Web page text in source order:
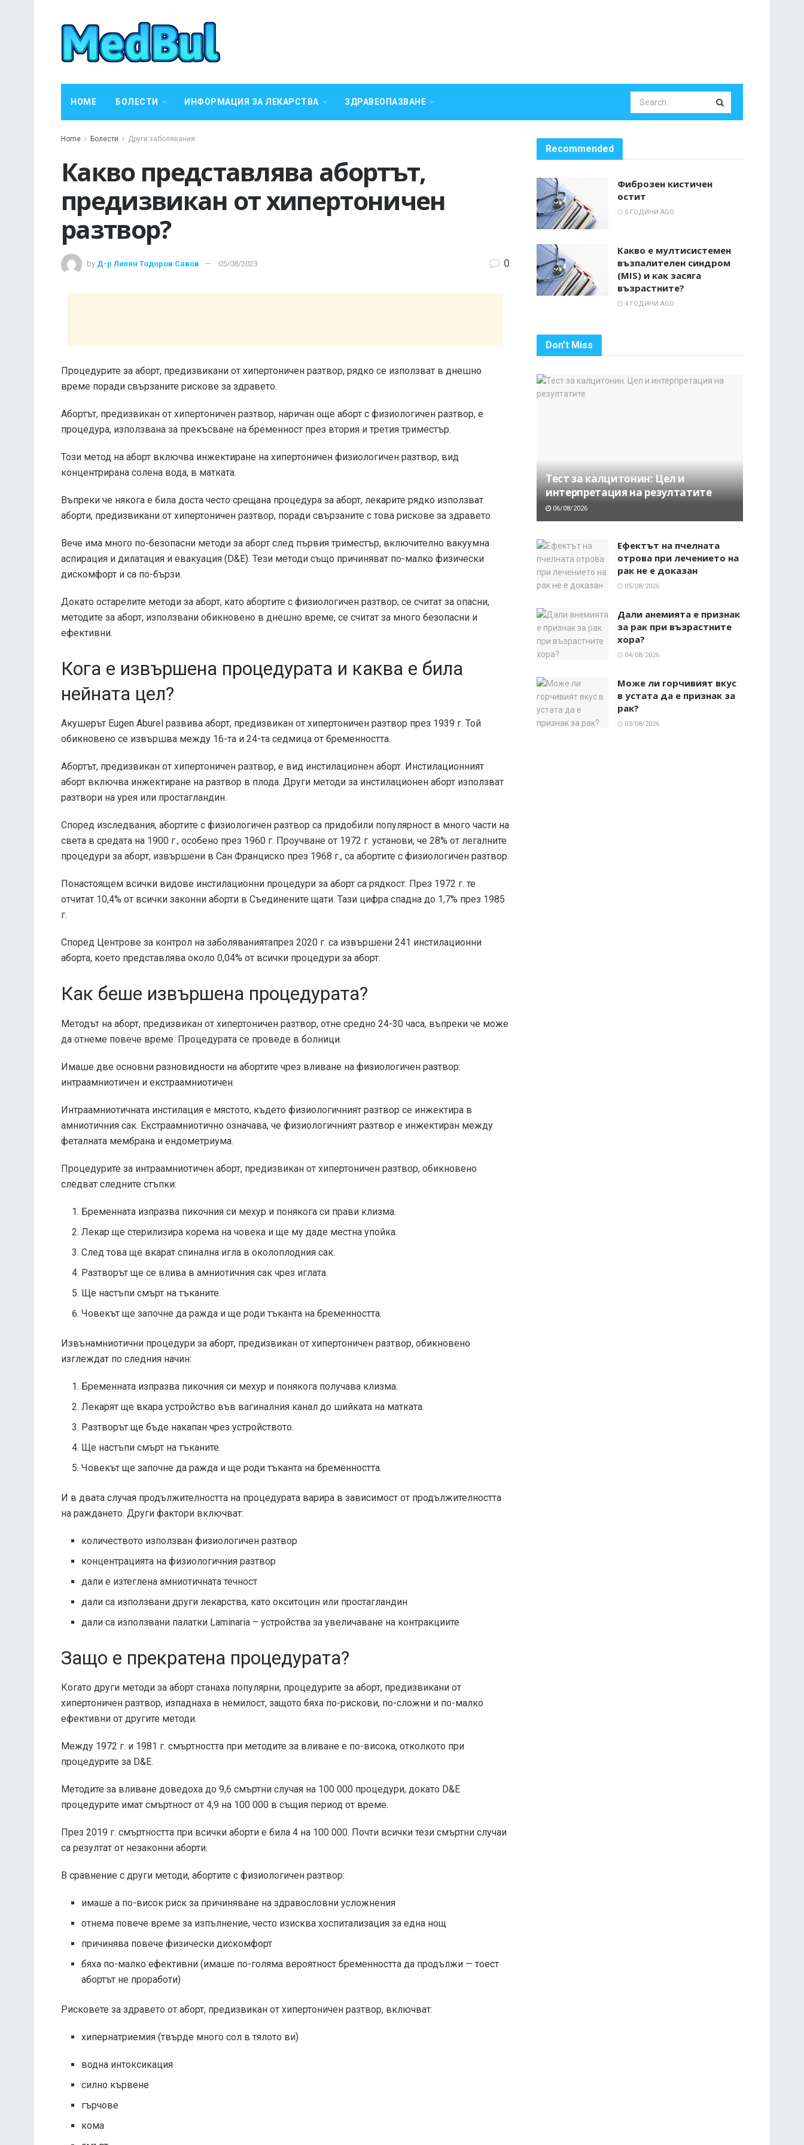
HOME БОЛЕСТИ ИНФОРМАЦИЯ ЗА ЛЕКАРСТВА ЗДРАВЕОПАЗВАНЕ
Home Болести Други заболявания
Какво представлява абортът,
предизвикан от хипертоничен
разтвор?
by Д-р Лилян Тодоров Савов 05/08/2023 0
Процедурите за аборт, предизвикани от хипертоничен разтвор, рядко се използват в днешно
време поради свързаните рискове за здравето.
Абортът, предизвикан от хипертоничен разтвор, наричан още аборт с физиологичен разтвор, е
процедура, използвана за прекъсване на бременност през втория и третия триместър.
Този метод на аборт включва инжектиране на хипертоничен физиологичен разтвор, вид
концентрирана солена вода, в матката.
Въпреки че някога е била доста често срещана процедура за аборт, лекарите рядко използват
аборти, предизвикани от хипертоничен разтвор, поради свързаните с това рискове за здравето.
Вече има много по-безопасни методи за аборт след първия триместър, включително вакуумна
аспирация и дилатация и евакуация (D&E). Тези методи също причиняват по-малко физически
дискомфорт и са по-бързи.
Докато остарелите методи за аборт, като абортите с физиологичен разтвор, се считат за опасни,
методите за аборт, използвани обикновено в днешно време, се считат за много безопасни и
ефективни.
Кога е извършена процедурата и каква е била
нейната цел?
Акушерът Eugen Aburel развива аборт, предизвикан от хипертоничен разтвор през 1939 г. Той
обикновено се извършва между 16-та и 24-та седмица от бременността.
Абортът, предизвикан от хипертоничен разтвор, е вид инстилационен аборт. Инстилационният
аборт включва инжектиране на разтвор в плода. Други методи за инстилационен аборт използват
разтвори на урея или простагландин.
Според изследвания, абортите с физиологичен разтвор са придобили популярност в много части на
света в средата на 1900 г., особено през 1960 г. Проучване от 1972 г. установи, че 28% от легалните
процедури за аборт, извършени в Сан Франциско през 1968 г., са абортите с физиологичен разтвор.
Понастоящем всички видове инстилационни процедури за аборт са рядкост. През 1972 г. те
отчитат 10,4% от всички законни аборти в Съединените щати. Тази цифра спадна до 1,7% през 1985
г.
Според Центрове за контрол на заболяваниятапрез 2020 г. са извършени 241 инстилационни
аборта, което представлява около 0,04% от всички процедури за аборт.
Как беше извършена процедурата?
Методът на аборт, предизвикан от хипертоничен разтвор, отне средно 24-30 часа, въпреки че може
да отнеме повече време. Процедурата се проведе в болници.
Имаше две основни разновидности на абортите чрез вливане на физиологичен разтвор:
интраамниотичен и екстраамниотичен.
Интраамниотичната инстилация е мястото, където физиологичният разтвор се инжектира в
амниотичния сак. Екстраамниотично означава, че физиологичният разтвор е инжектиран между
феталната мембрана и ендометриума.
Процедурите за интраамниотичен аборт, предизвикан от хипертоничен разтвор, обикновено
следват следните стъпки:
Бременната изпразва пикочния си мехур и понякога си прави клизма.
Лекар ще стерилизира корема на човека и ще му даде местна упойка.
След това ще вкарат спинална игла в околоплодния сак.
Разтворът ще се влива в амниотичния сак чрез иглата.
Ще настъпи смърт на тъканите.
Човекът ще започне да ражда и ще роди тъканта на бременността.
Извънамниотични процедури за аборт, предизвикан от хипертоничен разтвор, обикновено
изглеждат по следния начин:
Бременната изпразва пикочния си мехур и понякога получава клизма.
Лекарят ще вкара устройство във вагиналния канал до шийката на матката.
Разтворът ще бъде накапан чрез устройството.
Ще настъпи смърт на тъканите.
Човекът ще започне да ражда и ще роди тъканта на бременността.
И в двата случая продължителността на процедурата варира в зависимост от продължителността
на раждането. Други фактори включват:
количеството използван физиологичен разтвор
концентрацията на физиологичния разтвор
дали е изтеглена амниотичната течност
дали са използвани други лекарства, като окситоцин или простагландин
дали са използвани палатки Laminaria – устройства за увеличаване на контракциите
Защо е прекратена процедурата?
Когато други методи за аборт станаха популярни, процедурите за аборт, предизвикани от
хипертоничен разтвор, изпаднаха в немилост, защото бяха по-рискови, по-сложни и по-малко
ефективни от другите методи.
Между 1972 г. и 1981 г. смъртността при методите за вливане е по-висока, отколкото при
процедурите за D&E.
Методите за вливане доведоха до 9,6 смъртни случая на 100 000 процедури, докато D&E
процедурите имат смъртност от 4,9 на 100 000 в същия период от време.
През 2019 г. смъртността при всички аборти е била 4 на 100 000. Почти всички тези смъртни случаи
са резултат от незаконни аборти.
В сравнение с други методи, абортите с физиологичен разтвор:
имаше а по-висок риск за причиняване на здравословни усложнения
отнема повече време за изпълнение, често изисква хоспитализация за една нощ
причинява повече физически дискомфорт
бяха по-малко ефективни (имаше по-голяма вероятност бременността да продължи — тоест
абортът не проработи)
Рисковете за здравето от аборт, предизвикан от хипертоничен разтвор, включват:
хипернатриемия (твърде много сол в тялото ви)
водна интоксикация
силно кървене
гърчове
кома
Recommended
Фиброзен кистичен
остит
5 ГОДИНИ AGO
Какво е мултисистемен
възпалителен синдром
(MIS) и как засяга
възрастните?
4 ГОДИНИ AGO
Don't Miss
Тест за калцитонин: Цел и
интерпретация на резултатите
06/08/2026
Ефектът на пчелната
отрова при лечението на
рак не е доказан
05/08/2026
Дали анемията е признак
за рак при възрастните
хора?
04/08/2026
Може ли горчивият вкус
в устата да е признак за
рак?
03/08/2026